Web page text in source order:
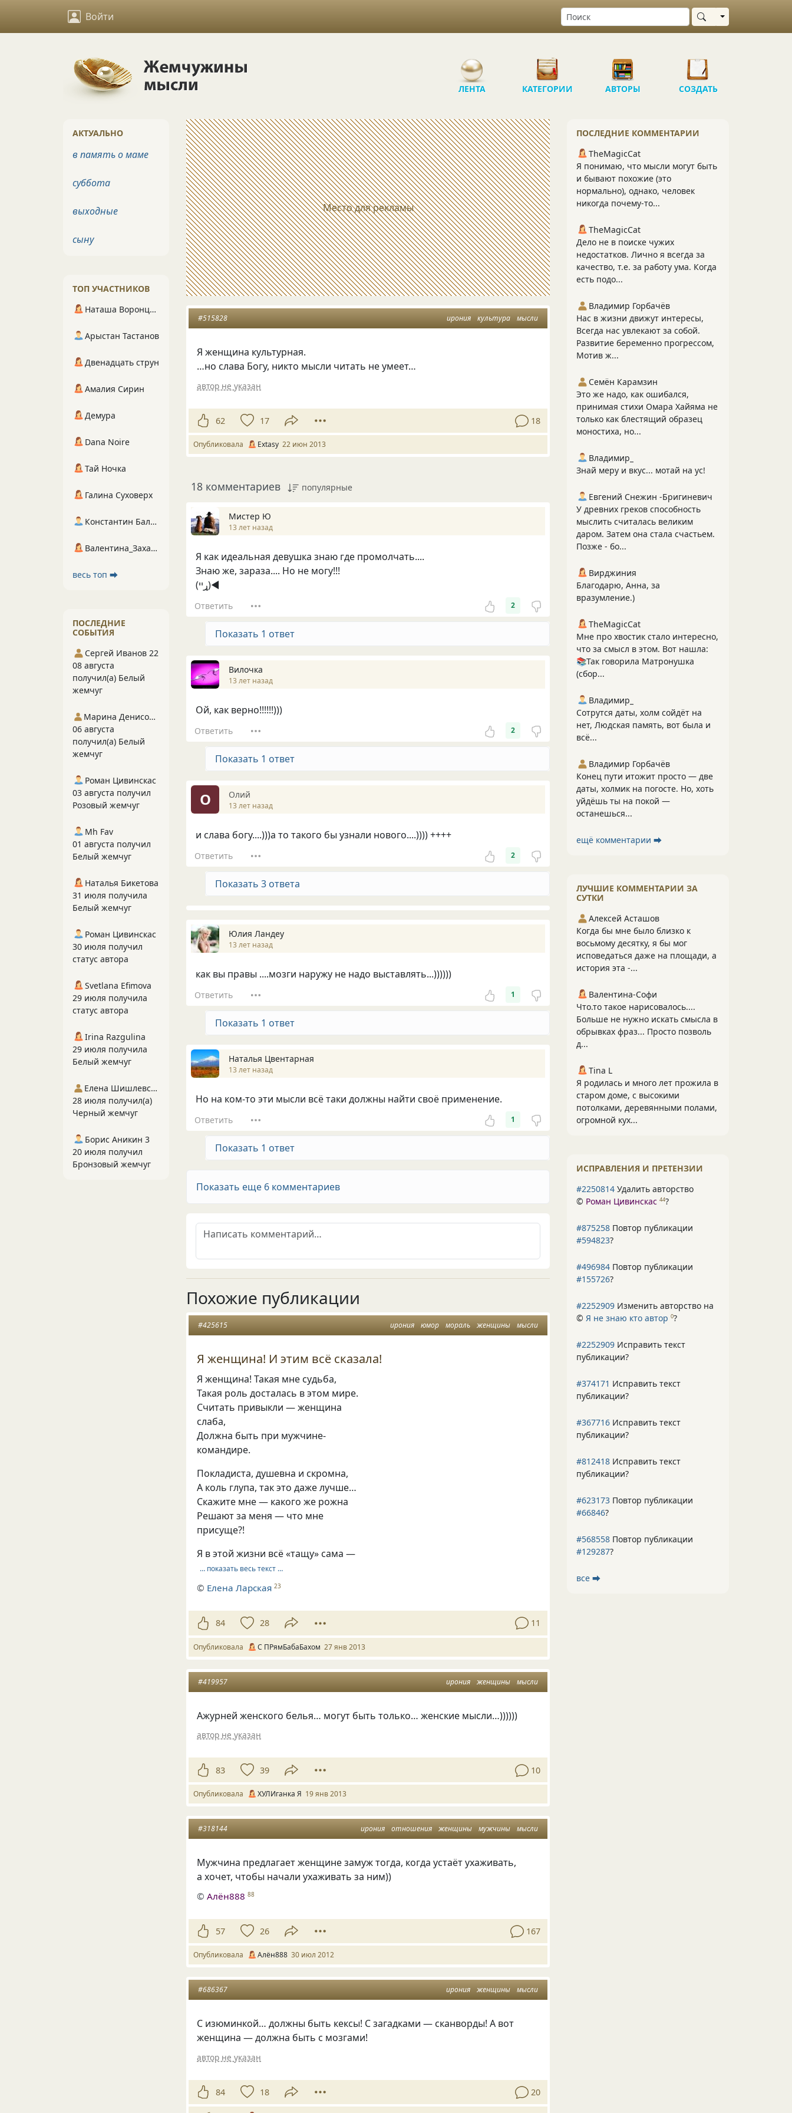
Войти Выбрать область
ЛЕНТА КАТЕГОРИИ АВТОРЫ СОЗДАТЬ
Место для рекламы
ирония культура мысли
#515828
Я женщина культурная.
…но слава Богу, никто мысли читать не умеет…
автор не указан
62 17 18
Опубликовала Extasy 22 июн 2013
18 комментариев популярные
Мистер Ю
13 лет назад
Я как идеальная девушка знаю где промолчать....
Знаю же, зараза.... Но не могу!!!
(ړײ)◄
Ответить 2
Показать 1 ответ
Вилочка
13 лет назад
Ой, как верно!!!!!!)))
Ответить 2
Показать 1 ответ
О Олий
13 лет назад
и слава богу....)))а то такого бы узнали нового....)))) ++++
Ответить 2
Показать 3 ответа
Юлия Ландеу
13 лет назад
как вы правы ....мозги наружу не надо выставлять...))))))
Ответить 1
Показать 1 ответ
Наталья Цвентарная
13 лет назад
Но на ком-то эти мысли всё таки должны найти своё применение.
Ответить 1
Показать 1 ответ
Показать еще 6 комментариев
Похожие публикации
ирония юмор мораль женщины мысли
#425615
Я женщина! И этим всё сказала!
Я женщина! Такая мне судьба,
Такая роль досталась в этом мире.
Считать привыкли — женщина
слаба,
Должна быть при мужчине-
командире.
Покладиста, душевна и скромна,
А коль глупа, так это даже лучше…
Скажите мне — какого же рожна
Решают за меня — что мне
присуще?!
Я в этой жизни всё «тащу» сама —
… показать весь текст …
© Елена Ларская 23
84 28 11
Опубликовала С ПРямБабаБахом 27 янв 2013
ирония женщины мысли
#419957
Ажурней женского белья… могут быть только… женские мысли…))))))
автор не указан
83 39 10
Опубликовала ХУЛИганка Я 19 янв 2013
ирония отношения женщины мужчины мысли
#318144
Мужчина предлагает женщине замуж тогда, когда устаёт ухаживать,
а хочет, чтобы начали ухаживать за ним))
©Алён888 88
57 26 167
Опубликовала Алён888 30 июл 2012
ирония женщины мысли
#686367
С изюминкой… должны быть кексы! С загадками — сканворды! А вот
женщина — должна быть с мозгами!
автор не указан
84 18 20
ПОСЛЕДНИЕ КОММЕНТАРИИ
TheMagicCat
Я понимаю, что мысли могут быть
и бывают похожие (это
нормально), однако, человек
никогда почему-то...
TheMagicCat
Дело не в поиске чужих
недостатков. Лично я всегда за
качество, т.е. за работу ума. Когда
есть подо...
Владимир Горбачёв
Нас в жизни движут интересы,
Всегда нас увлекают за собой.
Развитие беременно прогрессом,
Мотив ж...
Семён Карамзин
Это же надо, как ошибался,
принимая стихи Омара Хайяма не
только как блестящий образец
моностиха, но...
Владимир_
Знай меру и вкус... мотай на ус!
Евгений Снежин -Бригиневич
У древних греков способность
мыслить считалась великим
даром. Затем она стала счастьем.
Позже - бо...
Вирджиния
Благодарю, Анна, за
вразумление.)
TheMagicCat
Мне про хвостик стало интересно,
что за смысл в этом. Вот нашла:
📚Так говорила Матронушка
(сбор...
Владимир_
Сотрутся даты, холм сойдёт на
нет, Людская память, вот была и
всё...
Владимир Горбачёв
Конец пути итожит просто — две
даты, холмик на погосте. Но, хоть
уйдёшь ты на покой —
останешься...
ещё комментарии ⮕
ЛУЧШИЕ КОММЕНТАРИИ ЗА
СУТКИ
Алексей Асташов
Когда бы мне было близко к
восьмому десятку, я бы мог
исповедаться даже на площади, а
история эта -...
Валентина-Софи
Что.то такое нарисовалось....
Больше не нужно искать смысла в
обрывках фраз... Просто позволь
д...
Tina L
Я родилась и много лет прожила в
старом доме, с высокими
потолками, деревянными полами,
огромной кух...
ИСПРАВЛЕНИЯ И ПРЕТЕНЗИИ
#2250814 Удалить авторство
© Роман Цивинскас 44?
#875258 Повтор публикации
#594823?
#496984 Повтор публикации
#155726?
#2252909 Изменить авторство на
© Я не знаю кто автор 0?
#2252909 Исправить текст
публикации?
#374171 Исправить текст
публикации?
#367716 Исправить текст
публикации?
#812418 Исправить текст
публикации?
#623173 Повтор публикации
#66846?
#568558 Повтор публикации
#129287?
все ⮕
АКТУАЛЬНО
в память о маме
суббота
выходные
сыну
ТОП УЧАСТНИКОВ
Наташа Воронцова
Арыстан Тастанов
Двенадцать струн
Амалия Сирин
Демура
Dana Noire
Тай Ночка
Галина Суховерх
Константин Балухта
Валентина_Захарова
весь топ ⮕
ПОСЛЕДНИЕ
СОБЫТИЯ
Сергей Иванов 22
08 августа
получил(а) Белый
жемчуг
Марина Денисова 5
06 августа
получил(а) Белый
жемчуг
Роман Цивинскас
03 августа получил
Розовый жемчуг
Mh Fav
01 августа получил
Белый жемчуг
Наталья Бикетова
31 июля получила
Белый жемчуг
Роман Цивинскас
30 июля получил
статус автора
Svetlana Efimova
29 июля получила
статус автора
Irina Razgulina
29 июля получила
Белый жемчуг
Елена Шишлевская
28 июля получил(а)
Черный жемчуг
Борис Аникин 3
20 июля получил
Бронзовый жемчуг